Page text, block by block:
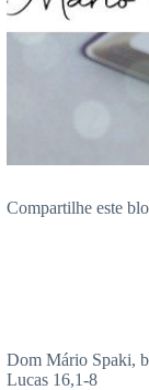
Compartilhe este
Dom Mário Spaki,
Lucas 16,1-8